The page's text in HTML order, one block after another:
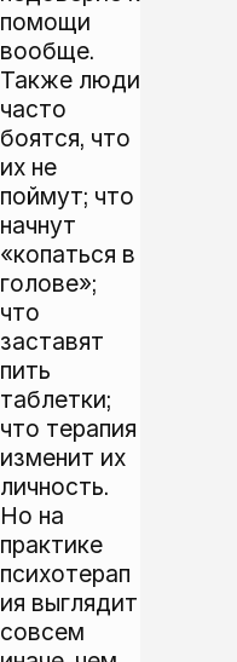
помощи
вообще.
Также люди
часто
боятся, что
их не
поймут; что
начнут
«копаться в
голове»;
что
заставят
пить
таблетки;
что терапия
изменит их
личность.
Но на
практике
психотерап
ия выглядит
совсем